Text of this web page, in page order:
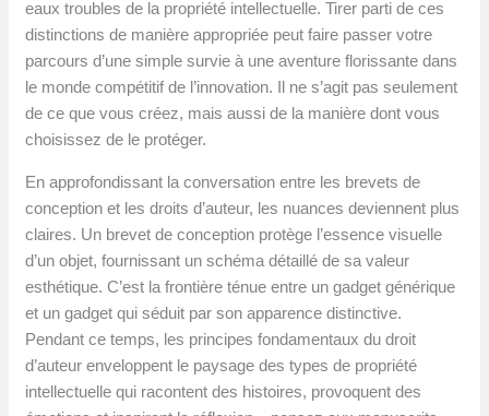
eaux troubles de la propriété intellectuelle. Tirer parti de ces
distinctions de manière appropriée peut faire passer votre
parcours d’une simple survie à une aventure florissante dans
le monde compétitif de l’innovation. Il ne s’agit pas seulement
de ce que vous créez, mais aussi de la manière dont vous
choisissez de le protéger.
En approfondissant la conversation entre les brevets de
conception et les droits d’auteur, les nuances deviennent plus
claires. Un brevet de conception protège l’essence visuelle
d’un objet, fournissant un schéma détaillé de sa valeur
esthétique. C’est la frontière ténue entre un gadget générique
et un gadget qui séduit par son apparence distinctive.
Pendant ce temps, les principes fondamentaux du droit
d’auteur enveloppent le paysage des types de propriété
intellectuelle qui racontent des histoires, provoquent des